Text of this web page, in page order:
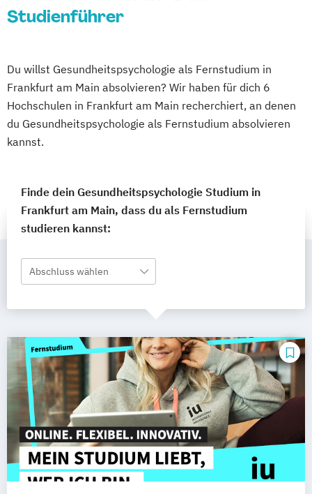
Studienführer
Du willst Gesundheitspsychologie als Fernstudium in
Frankfurt am Main absolvieren? Wir haben für dich 6
Hochschulen in Frankfurt am Main recherchiert, an denen
du Gesundheitspsychologie als Fernstudium absolvieren
kannst.
Finde dein Gesundheitspsychologie Studium in
Frankfurt am Main, dass du als Fernstudium
studieren kannst:
Abschluss wählen